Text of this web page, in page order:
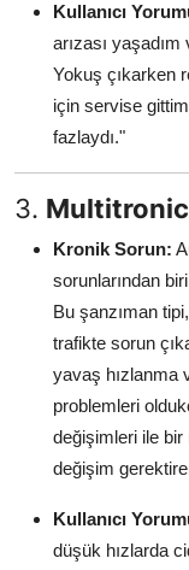
Kullanıcı
arızası
Yokuş çıkarken
için servise
fazlaydı."
3. Multitronic
Kronik Sorun:
sorunlarından
Bu şanzıman
trafikte sorun
yavaş hızlanma
problemleri
değişimleri ile
değişim
Kullanıcı
düşük hızlarda